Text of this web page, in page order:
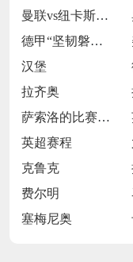
曼联vs纽卡斯尔联
德甲“坚韧磐石”的逆袭逐光之旅
汉堡
拉齐奥
萨索洛的比赛之路
英超赛程
克鲁克
费尔明
塞梅尼奥